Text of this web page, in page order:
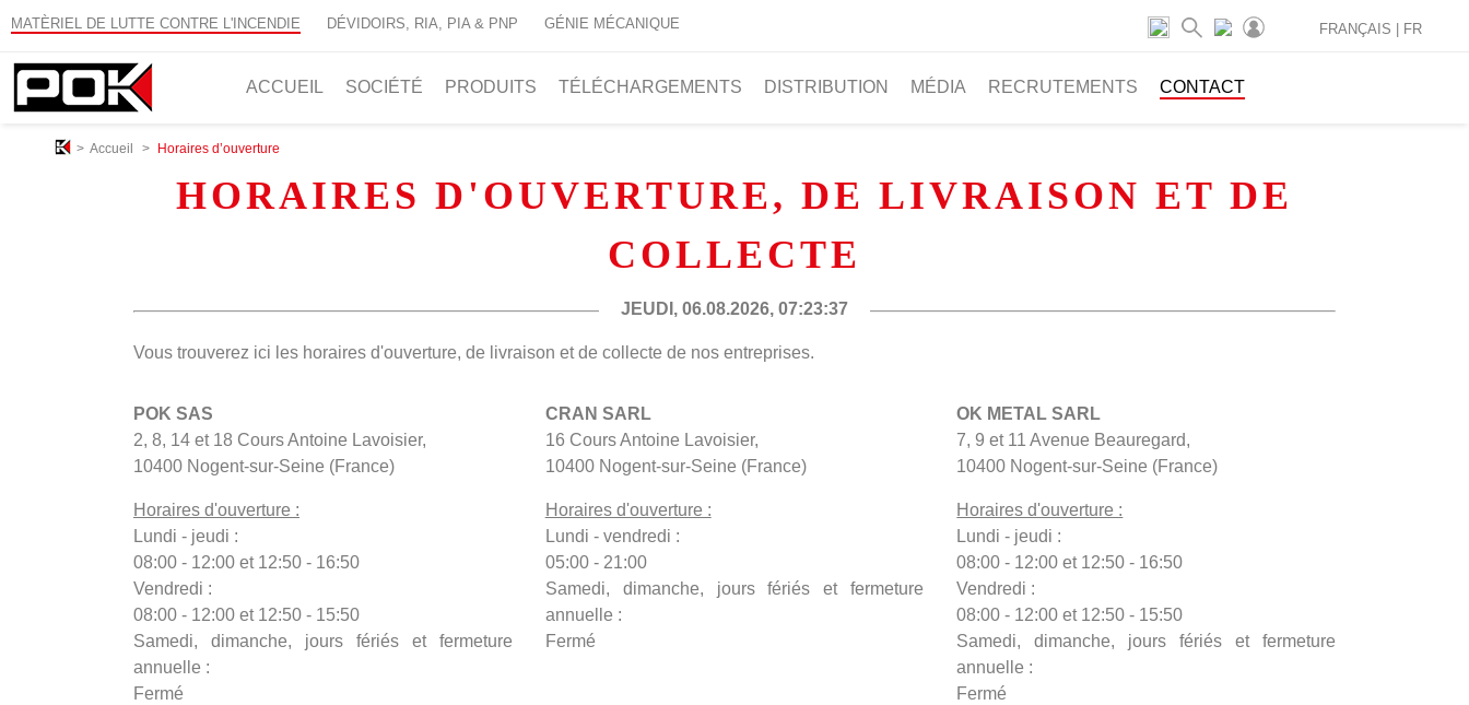
MATÈRIEL DE LUTTE CONTRE L'INCENDIE DÉVIDOIRS, RIA, PIA & PNP GÉNIE MÉCANIQUE
ACCUEIL SOCIÉTÉ PRODUITS TÉLÉCHARGEMENTS DISTRIBUTION MÉDIA RECRUTEMENTS CONTACT
FRANÇAIS | FR
> Accueil > Horaires d’ouverture
HORAIRES D'OUVERTURE, DE LIVRAISON ET DE
COLLECTE
JEUDI, 06.08.2026, 07:23:38
Vous trouverez ici les horaires d'ouverture, de livraison et de collecte de nos entreprises.
POK SAS
2, 8, 14 et 18 Cours Antoine Lavoisier,
10400 Nogent-sur-Seine (France)
Horaires d'ouverture :
Lundi - jeudi :
08:00 - 12:00 et 12:50 - 16:50
Vendredi :
08:00 - 12:00 et 12:50 - 15:50
Samedi, dimanche, jours fériés et fermeture
annuelle :
Fermé
CRAN SARL
16 Cours Antoine Lavoisier,
10400 Nogent-sur-Seine (France)
Horaires d'ouverture :
Lundi - vendredi :
05:00 - 21:00
Samedi, dimanche, jours fériés et fermeture
annuelle :
Fermé
OK METAL SARL
7, 9 et 11 Avenue Beauregard,
10400 Nogent-sur-Seine (France)
Horaires d'ouverture :
Lundi - jeudi :
08:00 - 12:00 et 12:50 - 16:50
Vendredi :
08:00 - 12:00 et 12:50 - 15:50
Samedi, dimanche, jours fériés et fermeture
annuelle :
Fermé